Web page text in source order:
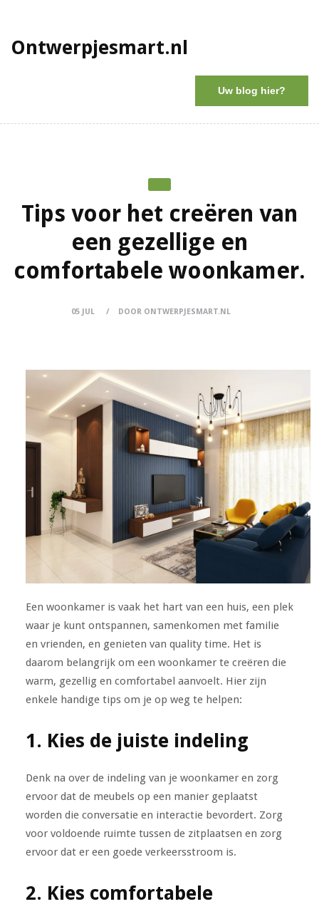
Ontwerpjesmart.nl
Uw blog hier?
Tips voor het creëren van
een gezellige en
comfortabele woonkamer.
05 JUL DOOR ONTWERPJESMART.NL
Een woonkamer is vaak het hart van een huis, een plek
waar je kunt ontspannen, samenkomen met familie
en vrienden, en genieten van quality time. Het is
daarom belangrijk om een woonkamer te creëren die
warm, gezellig en comfortabel aanvoelt. Hier zijn
enkele handige tips om je op weg te helpen:
1. Kies de juiste indeling
Denk na over de indeling van je woonkamer en zorg
ervoor dat de meubels op een manier geplaatst
worden die conversatie en interactie bevordert. Zorg
voor voldoende ruimte tussen de zitplaatsen en zorg
ervoor dat er een goede verkeersstroom is.
2. Kies comfortabele